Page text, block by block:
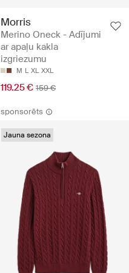
Morris
Merino Oneck - Adījumi
ar apaļu kakla
izgriezumu
M L XL XXL
119.25 € 159 €
sponsorēts
Jauna sezona